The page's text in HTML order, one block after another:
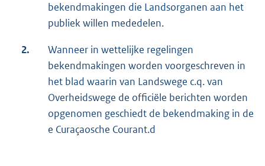
bekendmakingen die Landsorganen aan het
publiek willen mededelen.
2.
Wanneer in wettelijke regelingen
bekendmakingen worden voorgeschreven in
het blad waarin van Landswege c.q. van
Overheidswege de officiële berichten worden
opgenomen geschiedt de bekendmaking in de
e Curaçaosche Courant.d